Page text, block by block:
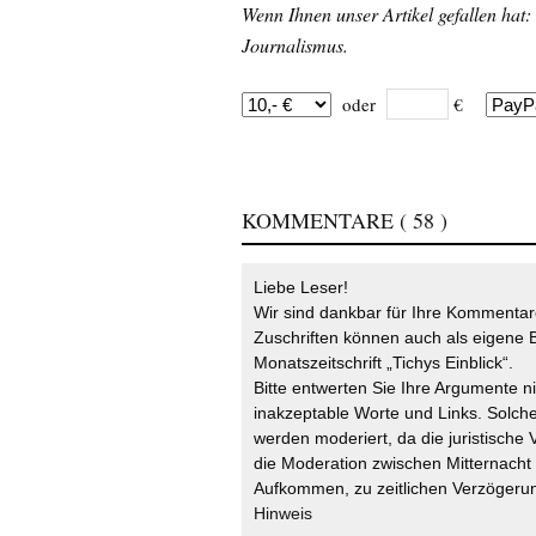
Wenn Ihnen unser Artikel gefallen
Journalismus.
oder €
KOMMENTARE ( 58 )
Liebe Leser!
Wir sind dankbar für Ihre
Zuschriften können auch als eigene
Monatszeitschrift „Tichys Einblick“.
Bitte entwerten Sie Ihre Argumente
inakzeptable Worte und Links.
werden moderiert, da die juristische
die Moderation zwischen
Aufkommen, zu zeitlichen
Hinweis